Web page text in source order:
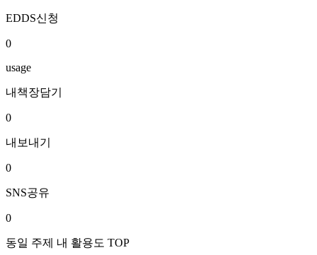
EDDS신청
0
usage
내책장담기
0
내보내기
0
SNS공유
0
동일 주제 내 활용도 TOP